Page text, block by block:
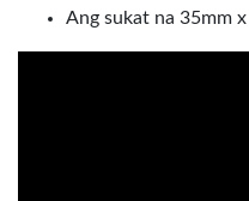
Ang sukat na 35mm